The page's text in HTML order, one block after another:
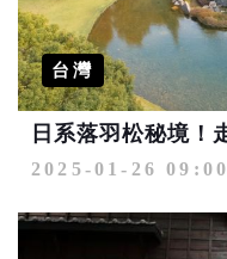
台灣
2025-01-26 09:00